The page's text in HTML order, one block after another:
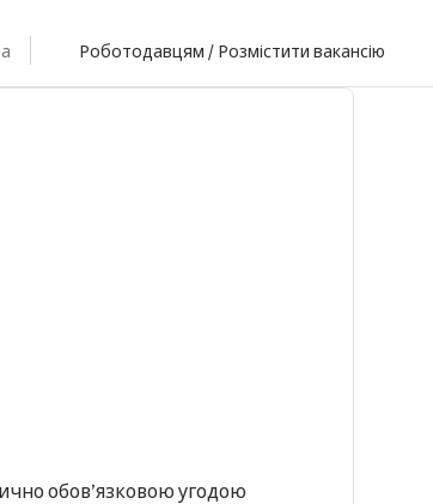
Роботодавцям / Розмістити вакансію
обов’язковою угодою